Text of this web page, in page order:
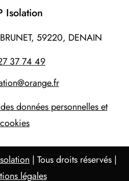
Isolation
59220, DENAIN
37 74 49
données personnelles et
cookies
| Tous droits réservés |
légales